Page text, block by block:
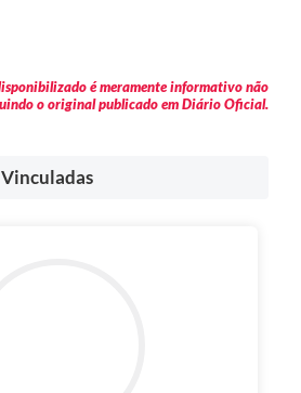
é meramente informativo não
o original publicado em Diário Oficial.